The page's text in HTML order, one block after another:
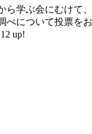
学ぶ会にむけて
について投票を
up!